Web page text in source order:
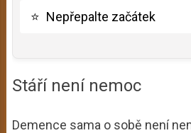
⭐ Nepřepalte začátek
Stáří není nemoc
Demence sama o sobě není